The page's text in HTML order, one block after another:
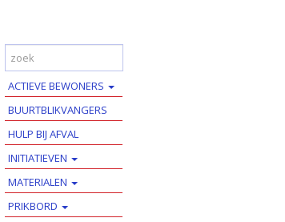
ACTIEVE BEWONERS
BUURTBLIKVANGERS
HULP BIJ AFVAL
INITIATIEVEN
MATERIALEN
PRIKBORD